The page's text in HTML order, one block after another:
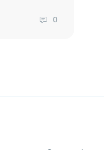
0